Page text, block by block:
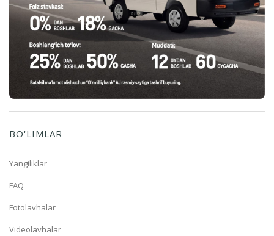
BO'LIMLAR
Yangiliklar
FAQ
Fotolavhalar
Videolavhalar